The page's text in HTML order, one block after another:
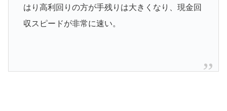
はり高利回りの方が手残りは大きくなり、現金回
収スピードが非常に速い。